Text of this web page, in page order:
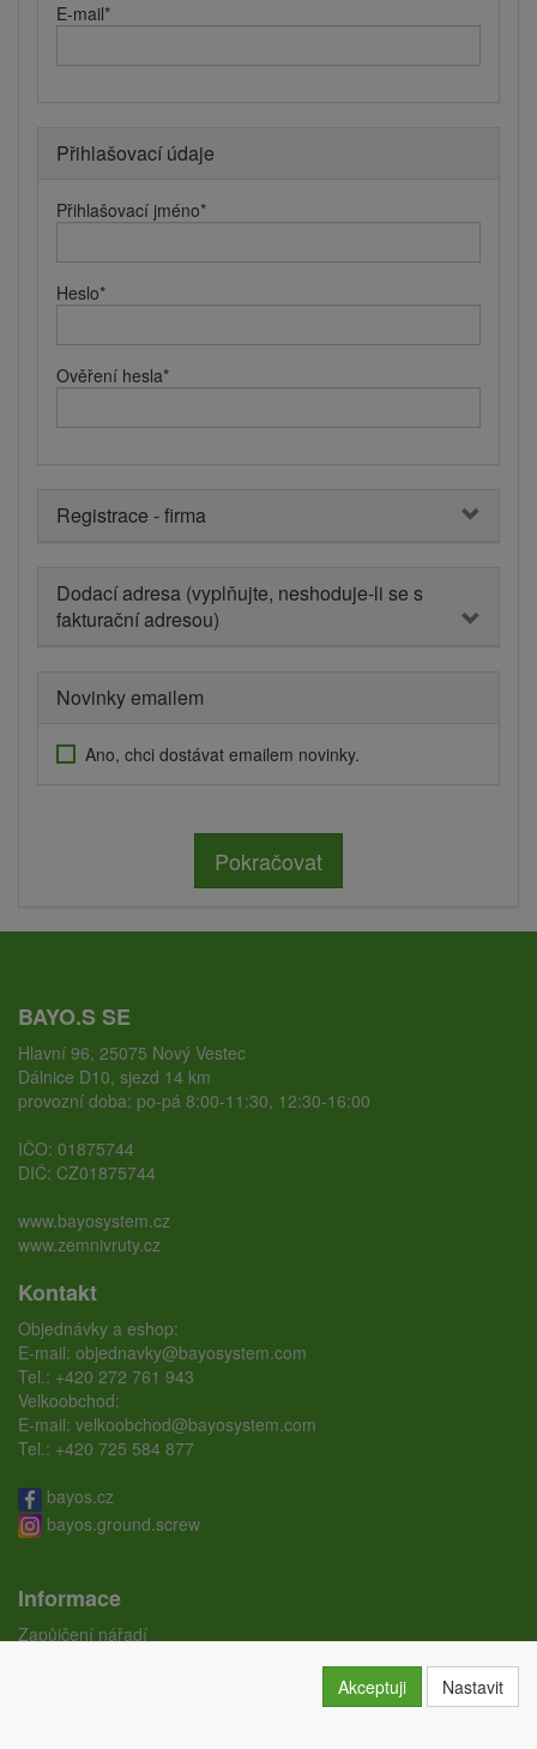
E-mail*
Přihlašovací údaje
Přihlašovací jméno*
Heslo*
Ověření hesla*
Registrace - firma
Dodací adresa (vyplňujte, neshoduje-li se s
fakturační adresou)
Novinky emailem
Ano, chci dostávat emailem novinky.
Pokračovat
BAYO.S SE
Hlavní 96, 25075 Nový Vestec
Dálnice D10, sjezd 14 km
provozní doba: po-pá 8:00-11:30, 12:30-16:00
IČO: 01875744
DIČ: CZ01875744
www.bayosystem.cz
www.zemnivruty.cz
Kontakt
Objednávky a eshop:
E-mail: objednavky@bayosystem.com
Tel.: +420 272 761 943
Velkoobchod:
E-mail: velkoobchod@bayosystem.com
Tel.: +420 725 584 877
bayos.cz
bayos.ground.screw
Informace
Zapůjčení nářadí
Akceptuji Nastavit